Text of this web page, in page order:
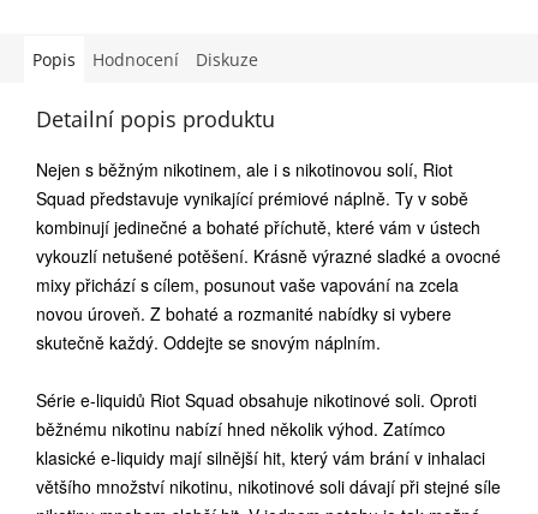
Popis Hodnocení Diskuze
Detailní popis produktu
Nejen s běžným nikotinem, ale i s nikotinovou solí, Riot
Squad představuje vynikající prémiové náplně. Ty v sobě
kombinují jedinečné a bohaté příchutě, které vám v ústech
vykouzlí netušené potěšení. Krásně výrazné sladké a ovocné
mixy přichází s cílem, posunout vaše vapování na zcela
novou úroveň. Z bohaté a rozmanité nabídky si vybere
skutečně každý. Oddejte se snovým náplním.
Série e-liquidů Riot Squad obsahuje nikotinové soli. Oproti
běžnému nikotinu nabízí hned několik výhod. Zatímco
klasické e-liquidy mají silnější hit, který vám brání v inhalaci
většího množství nikotinu, nikotinové soli dávají při stejné síle